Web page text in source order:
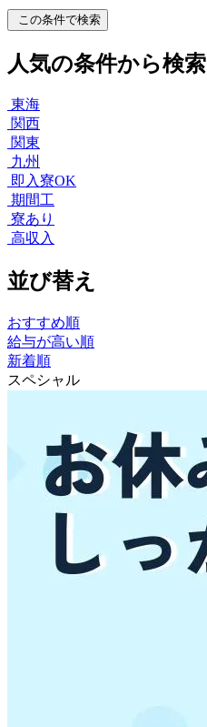
この条件で検索
人気の条件から検索
東海
関西
関東
九州
即入寮OK
期間工
寮あり
高収入
並び替え
おすすめ順
給与が高い順
新着順
スペシャル